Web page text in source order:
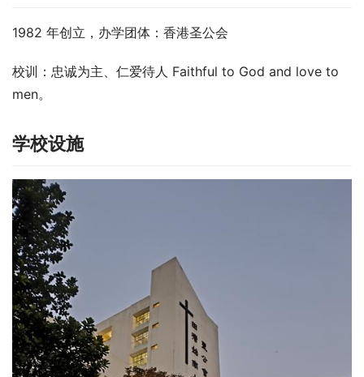
1982 年创立，办学团体：香港圣公会
校训：忠诚为主、仁爱待人 Faithful to God and love to
men。
学校设施